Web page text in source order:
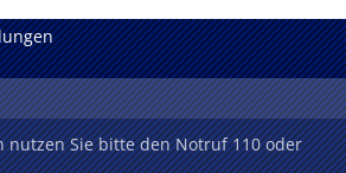
nutzen Sie bitte den Notruf 110 oder